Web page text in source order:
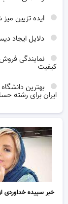
ایده تزیین
دلایل ایجاد
نمایندگی
کیفیت
بهترین
ایران برای رشته
خبر سپیده خداوردی